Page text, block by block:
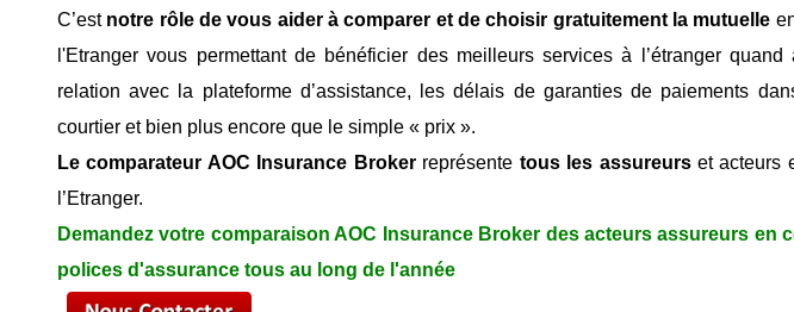
C’est notre rôle de vous aider à comparer et de choisir gratuitement la mutuelle
l'Etranger vous permettant de bénéficier des meilleurs services à l’étranger
relation avec la plateforme d’assistance, les délais de garanties de paiements
courtier et bien plus encore que le simple « prix ».
Le comparateur AOC Insurance Brokerreprésente tous les assureurset acteurs
l’Etranger.
Demandez votre comparaison AOC Insurance Broker des acteurs assureurs en
polices d'assurance tous au long de l'année